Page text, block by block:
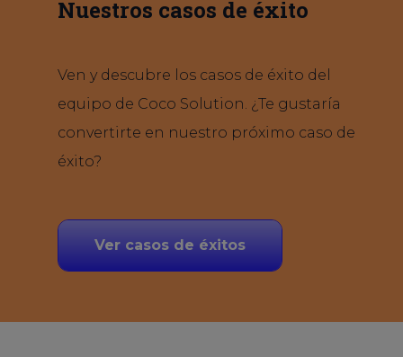
Nuestros casos de éxito
Ven y descubre los casos de éxito del
equipo de Coco Solution. ¿Te gustaría
convertirte en nuestro próximo caso de
éxito?
Ver casos de éxitos